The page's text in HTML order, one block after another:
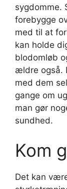
sygdomme.
forebygge
med til at
kan holde
blodomløb
ældre også.
med dem
gange om
man gør
sundhed.
Kom
Det kan